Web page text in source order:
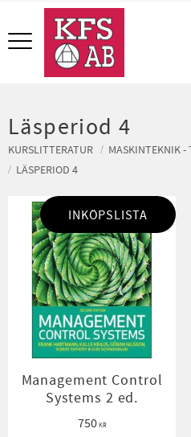
Meny
Läsperiod 4
KURSLITTERATUR MASKINTEKNIK -
LÄSPERIOD 4
Management Control
Systems 2 ed.
750KR
INKÖPSLISTA